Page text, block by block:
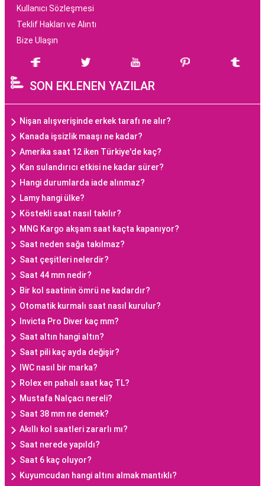
Kullanıcı Sözleşmesi
Teklif Hakları ve Alıntı
Bize Ulaşın
SON EKLENEN YAZILAR
Nişan alışverişinde erkek tarafı ne alır?
Kanada işsizlik maaşı ne kadar?
Amerika saat 12 iken Türkiye'de kaç?
Kan sulandırıcı etkisi ne kadar sürer?
Hangi durumlarda iade alınmaz?
Lamy hangi ülke?
Köstekli saat nasıl takılır?
MNG Kargo akşam saat kaçta kapanıyor?
Saat neden sağa takılmaz?
Saat çeşitleri nelerdir?
Saat 44 mm nedir?
Bir kol saatinin ömrü ne kadardır?
Otomatik kurmalı saat nasıl kurulur?
Invicta Pro Diver kaç mm?
Saat altın hangi altın?
Saat pili kaç ayda değişir?
IWC nasıl bir marka?
Rolex en pahalı saat kaç TL?
Mustafa Nalçacı nereli?
Saat 38 mm ne demek?
Akıllı kol saatleri zararlı mı?
Saat nerede yapıldı?
Saat 6 kaç oluyor?
Kuyumcudan hangi altını almak mantıklı?